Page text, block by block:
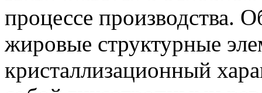
процессе производства.
жировые структурные
кристаллизационный